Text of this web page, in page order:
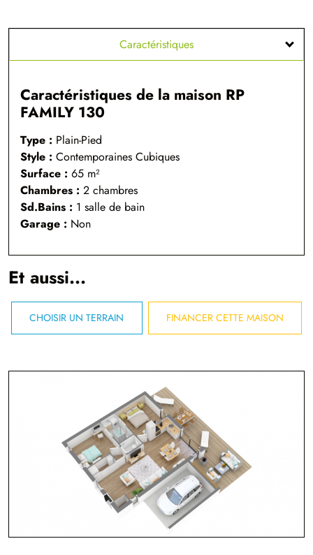
Caractéristiques
Caractéristiques de la maison RP
FAMILY 130
Type : Plain-Pied
Style : Contemporaines Cubiques
Surface : 65 m²
Chambres : 2 chambres
Sd.Bains : 1 salle de bain
Garage : Non
Et aussi...
CHOISIR UN TERRAIN FINANCER CETTE MAISON